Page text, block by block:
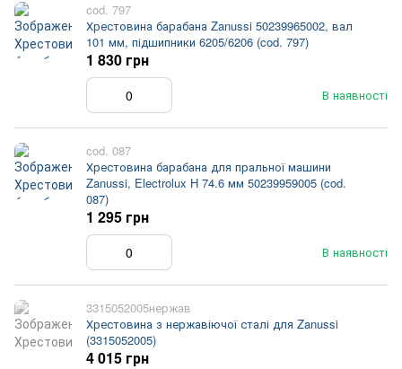
cod. 797
Хрестовина барабана Zanussi 50239965002, вал
101 мм, підшипники 6205/6206 (cod. 797)
В наявності
1 830 грн
cod. 087
Хрестовина барабана для пральної машини
Zanussi, Electrolux H 74.6 мм 50239959005 (cod.
087)
В наявності
1 295 грн
3315052005нержав
Хрестовина з нержавіючої сталі для Zanussi
(3315052005)
4 015 грн